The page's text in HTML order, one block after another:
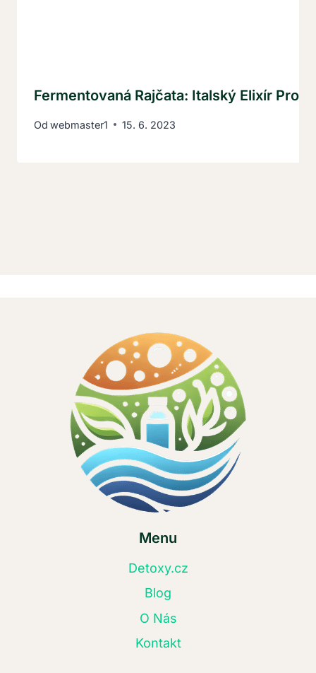
Fermentovaná Rajčata: Italský Elixír Pro
Od webmaster1 15. 6. 2023
Menu
Detoxy.cz
Blog
O Nás
Kontakt